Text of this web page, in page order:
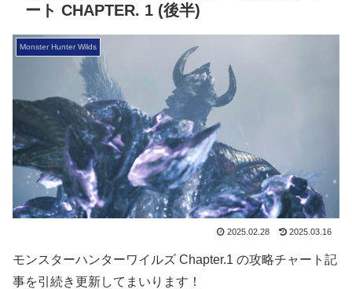
ート CHAPTER. 1 (後半)
Monster Hunter Wilds
2025.02.28 2025.03.16
モンスターハンターワイルズ Chapter.1 の攻略チャート記
事を引続き更新してまいります！